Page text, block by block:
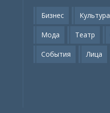
Бизнес Культура
Мода Театр
События Лица